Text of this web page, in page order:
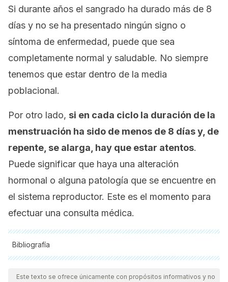
Si durante años el sangrado ha durado más de 8
días y no se ha presentado ningún signo o
síntoma de enfermedad, puede que sea
completamente normal y saludable. No siempre
tenemos que estar dentro de la media
poblacional.
Por otro lado, si en cada ciclo la duración de la
menstruación ha sido de menos de 8 días y, de
repente, se alarga, hay que estar atentos.
Puede significar que haya una alteración
hormonal o alguna patología que se encuentre en
el sistema reproductor. Este es el momento para
efectuar una consulta médica.
Bibliografía
Todas las fuentes citadas fueron revisadas a profundidad por
nuestro equipo, para asegurar su calidad, confiabilidad,
Este texto se ofrece únicamente con propósitos informativos y no